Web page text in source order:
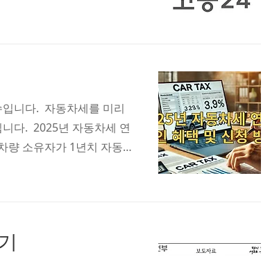
주로 구직 정보 제공에
은 서비스를 제공..
니다. 자동차세를 미리
다. 2025년 자동차세 연
량 소유자가 1년치 자동차
2025년에는 자동차세 연
수..